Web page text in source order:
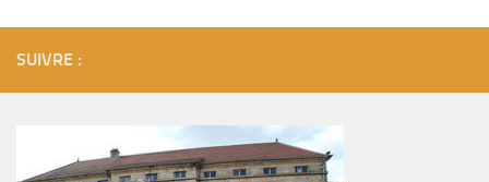
SUIVRE :